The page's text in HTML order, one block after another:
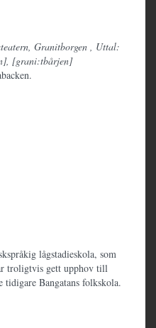
Granitborgen , Uttal:
[grani:tbårjen]
lågstadieskola, som
troligtvis gett upphov till
tidigare Bangatans folkskola.